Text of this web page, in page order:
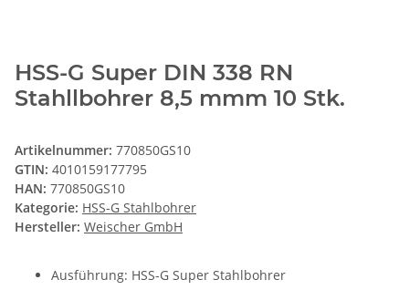
HSS-G Super DIN 338 RN
Stahllbohrer 8,5 mmm 10 Stk.
Artikelnummer: 770850GS10
GTIN: 4010159177795
HAN: 770850GS10
Kategorie: HSS-G Stahlbohrer
Hersteller: Weischer GmbH
Ausführung: HSS-G Super Stahlbohrer